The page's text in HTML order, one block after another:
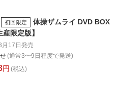
初回限定
体操ザムライ DVD BOX
産限定版】
17日 発売
(通常3〜9日程度で発送)
円 (税込)